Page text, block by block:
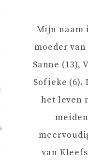
Mijn naam
moeder
Sanne (13),
Sofieke (6).
het leven
van